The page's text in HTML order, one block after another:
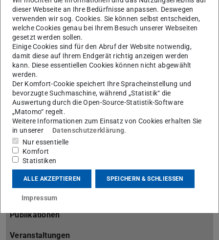
www.digit.wi.tu-darmstadt.de
Forschungsschwerpunkte
Übersicht
Digital Banking
Digital Marketing
Digital Operations
Digital Entrepreneurship
Digital Economy
Mitglieder
Publikationen
Veranstaltungen
dieser Webseite an Ihre Bedürfnisse anpassen. Deswegen
verwenden wir sog. Cookies. Sie können selbst entscheiden,
welche Cookies genau bei Ihrem Besuch unserer Webseiten
gesetzt werden sollen.
Einige Cookies sind für den Abruf der Website notwendig,
damit diese auf Ihrem Endgerät richtig anzeigen werden
kann. Diese essentiellen Cookies können nicht abgewählt
werden.
Der Komfort-Cookie speichert Ihre Spracheinstellung und
bevorzugte Suchmaschine, während „Statistik“ die
Auswertung durch die Open-Source-Statistik-Software
„Matomo“ regelt.
Weitere Informationen zum Einsatz von Cookies erhalten Sie
in unserer
Datenschutzerklärung.
Nur essentielle
Komfort
Statistiken
ALLE AKZEPTIEREN SPEICHERN & SCHLIESSEN
Impressum